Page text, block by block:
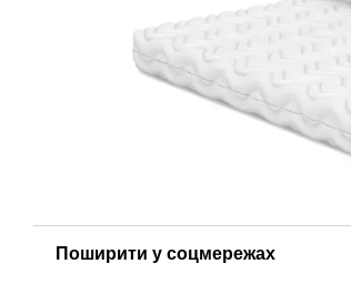
Поширити у соцмережах